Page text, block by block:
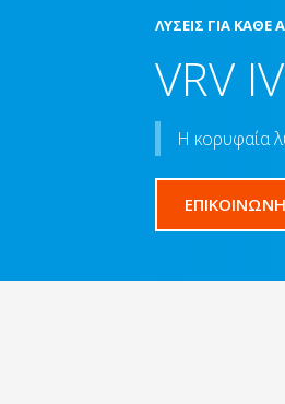
ΛΎΣΕΙΣ ΓΙΑ
VRV
Η κορυφαία